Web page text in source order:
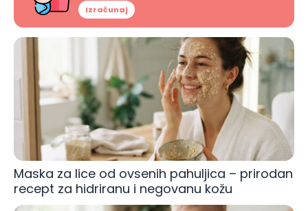
Izračunaj
Maska za lice od ovsenih pahuljica – prirodan
recept za hidriranu i negovanu kožu